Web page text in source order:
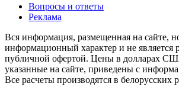
Вопросы и ответы
Реклама
Вся информация, размещенная на сайте,
информационный характер и не является
публичной офертой. Цены в долларах
указанные на сайте, приведены с
Все расчеты производятся в белорусских